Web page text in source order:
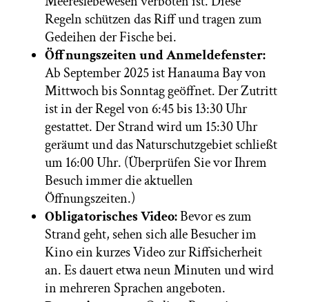
Regeln schützen das Riff und tragen zum
Gedeihen der Fische bei.
Öffnungszeiten und Anmeldefenster:
Ab September 2025 ist Hanauma Bay von
Mittwoch bis Sonntag geöffnet. Der Zutritt
ist in der Regel von 6:45 bis 13:30 Uhr
gestattet. Der Strand wird um 15:30 Uhr
geräumt und das Naturschutzgebiet schließt
um 16:00 Uhr. (Überprüfen Sie vor Ihrem
Besuch immer die aktuellen
Öffnungszeiten.)
Obligatorisches Video:Bevor es zum
Strand geht, sehen sich alle Besucher im
Kino ein kurzes Video zur Riffsicherheit
an. Es dauert etwa neun Minuten und wird
in mehreren Sprachen angeboten.